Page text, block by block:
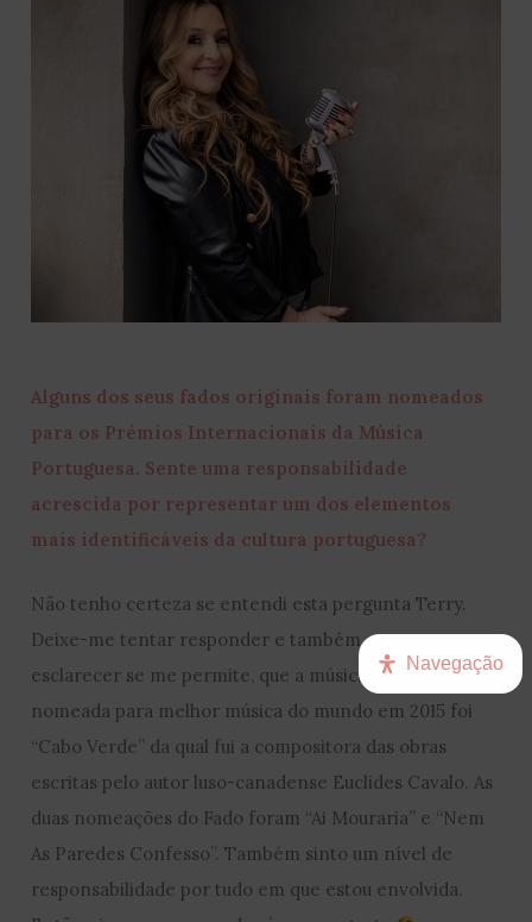
Alguns dos seus fados originais foram nomeados
para os Prémios Internacionais da Música
Portuguesa. Sente uma responsabilidade
acrescida por representar um dos elementos
mais identificáveis da cultura portuguesa?
Não tenho certeza se entendi esta pergunta Terry.
Deixe-me tentar responder e também quero
esclarecer se me permite, que a música que foi
nomeada para melhor música do mundo em 2015 foi
“Cabo Verde” da qual fui a compositora das obras
escritas pelo autor luso-canadense Euclides Cavalo. As
duas nomeações do Fado foram “Ai Mouraria” e “Nem
As Paredes Confesso”. Também sinto um nível de
responsabilidade por tudo em que estou envolvida.
Navegação